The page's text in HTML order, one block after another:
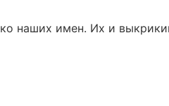
наших имен. Их и